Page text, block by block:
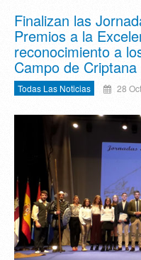
Finalizan las
Premios a la
reconocimiento a
Campo de Criptana
Todas Las Noticias 28